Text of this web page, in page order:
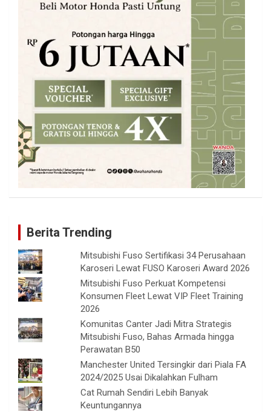
Berita Trending
Mitsubishi Fuso Sertifikasi 34 Perusahaan
Karoseri Lewat FUSO Karoseri Award 2026
Mitsubishi Fuso Perkuat Kompetensi
Konsumen Fleet Lewat VIP Fleet Training
2026
Komunitas Canter Jadi Mitra Strategis
Mitsubishi Fuso, Bahas Armada hingga
Perawatan B50
Manchester United Tersingkir dari Piala FA
2024/2025 Usai Dikalahkan Fulham
Cat Rumah Sendiri Lebih Banyak
Keuntungannya